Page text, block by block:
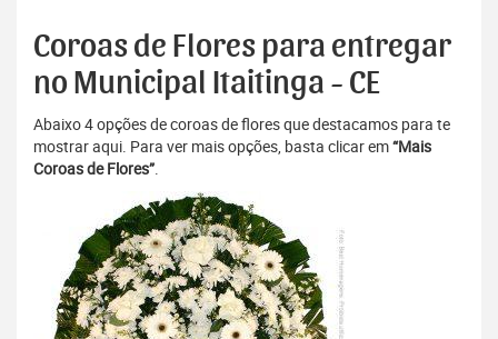
Coroas de Flores para entregar
no Municipal Itaitinga - CE
Abaixo 4 opções de coroas de flores que destacamos para te
mostrar aqui. Para ver mais opções, basta clicar em“Mais
Coroas de Flores”.